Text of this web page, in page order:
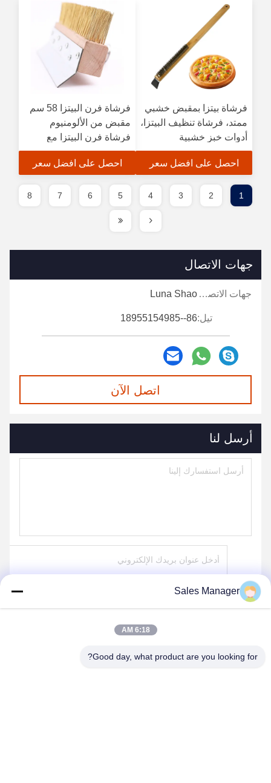
فرشاة بيتزا بمقبض خشبي
ممتد، فرشاة تنظيف البيتزا،
أدوات خبز خشبية
احصل على افضل سعر
فرشاة فرن البيتزا 58 سم
مقبض من الألومنيوم
فرشاة فرن البيتزا مع
الشفرات النحاسية و
مقشرة الفولاذ فرشاة
احصل على افضل سعر
1
2
3
4
5
6
7
8
جهات الاتصال
جهات الاتصال: Luna Shao
تيل:86--18955154985
اتصل الآن
أرسل لنا
Sales Manager
6:18 AM
Good day, what product are you looking for?